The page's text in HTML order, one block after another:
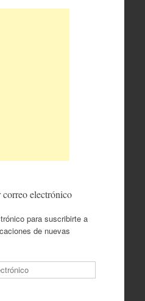
electrónico
para suscribirte a
de nuevas